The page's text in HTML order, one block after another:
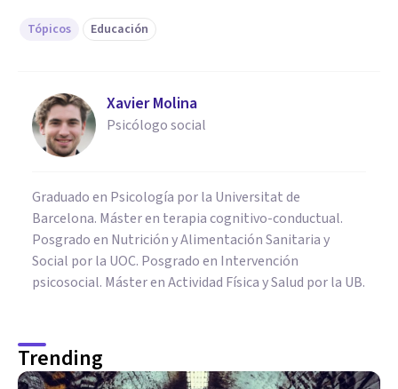
Tópicos Educación
Xavier Molina
Psicólogo social
Graduado en Psicología por la Universitat de
Barcelona. Máster en terapia cognitivo-conductual.
Posgrado en Nutrición y Alimentación Sanitaria y
Social por la UOC. Posgrado en Intervención
psicosocial. Máster en Actividad Física y Salud por la UB.
Trending